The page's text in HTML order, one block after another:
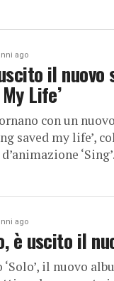
ago
il nuovo
Life’
con un
saved my life’,
‘Sing’.
ago
è uscito il
‘Solo’, il nuovo